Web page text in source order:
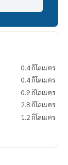
0.4 กิโลเมตร
0.4 กิโลเมตร
0.9 กิโลเมตร
2.8 กิโลเมตร
1.2 กิโลเมตร